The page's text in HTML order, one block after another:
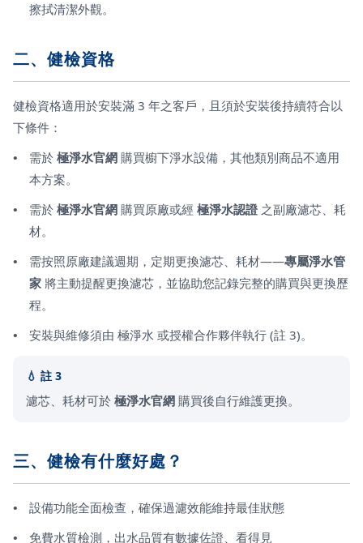
擦拭清潔外觀。
二、健檢資格
健檢資格適用於安裝滿 3 年之客戶，且須於安裝後持續符合以
下條件：
需於 極淨水官網 購買櫥下淨水設備，其他類別商品不適用
本方案。
需於 極淨水官網 購買原廠或經 極淨水認證 之副廠濾芯、耗
材。
需按照原廠建議週期，定期更換濾芯、耗材——專屬淨水管
家 將主動提醒更換濾芯，並協助您記錄完整的購買與更換歷
程。
安裝與維修須由 極淨水 或授權合作夥伴執行 (註 3)。
註 3
濾芯、耗材可於 極淨水官網 購買後自行維護更換。
三、健檢有什麼好處？
設備功能全面檢查，確保過濾效能維持最佳狀態
免費水質檢測，出水品質有數據佐證、看得見